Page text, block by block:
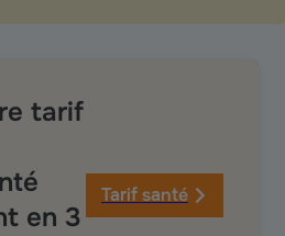
tarif
en 3
Tarif santé